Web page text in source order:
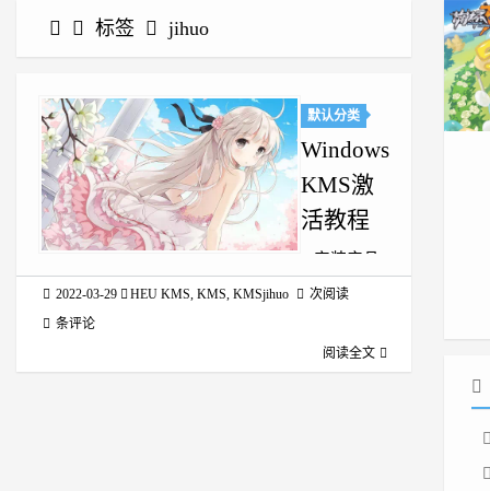
标签 jihuo
默认分类
Windows
KMS激
活教程
1.安装产品
密钥slmgr
<product
key> 下文附
2022-03-29 HEU KMS,KMS,KMSjihuo
次阅读
条评论
阅读全文